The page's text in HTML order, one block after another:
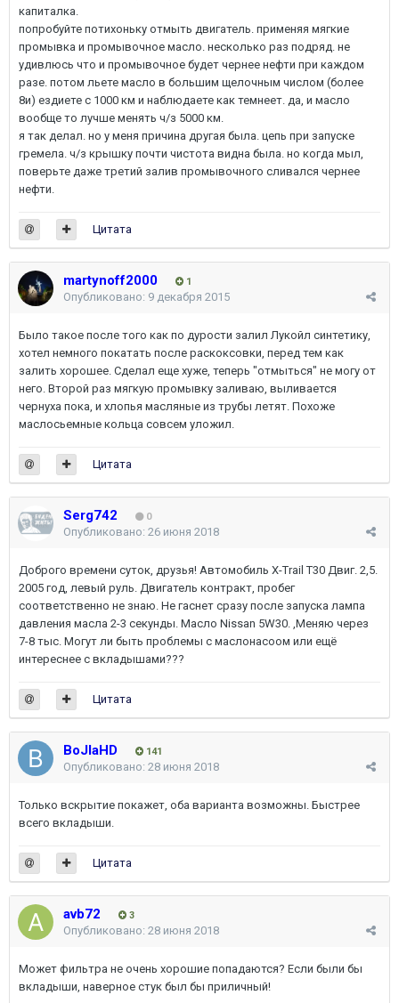
капиталка.
попробуйте потихоньку отмыть двигатель. применяя мягкие
промывка и промывочное масло. несколько раз подряд. не
удивлюсь что и промывочное будет чернее нефти при каждом
разе. потом льете масло в большим щелочным числом (более
8и) ездиете с 1000 км и наблюдаете как темнеет. да, и масло
вообще то лучше менять ч/з 5000 км.
я так делал. но у меня причина другая была. цепь при запуске
гремела. ч/з крышку почти чистота видна была. но когда мыл,
поверьте даже третий залив промывочного сливался чернее
нефти.
Цитата
martynoff2000 1
Опубликовано: 9 декабря 2015
Было такое после того как по дурости залил Лукойл синтетику,
хотел немного покатать после раскоксовки, перед тем как
залить хорошее. Сделал еще хуже, теперь "отмыться" не могу от
него. Второй раз мягкую промывку заливаю, выливается
чернуха пока, и хлопья масляные из трубы летят. Похоже
маслосьемные кольца совсем уложил.
Цитата
Serg742 0
Опубликовано: 26 июня 2018
Доброго времени суток, друзья! Автомобиль X-Trail T30 Двиг. 2,5.
2005 год, левый руль. Двигатель контракт, пробег
соответственно не знаю. Не гаснет сразу после запуска лампа
давления масла 2-3 секунды. Масло Nissan 5W30. ,Меняю через
7-8 тыс. Могут ли быть проблемы с маслонасоом или ещё
интереснее с вкладышами???
Цитата
BoJIaHD 141
Опубликовано: 28 июня 2018
Только вскрытие покажет, оба варианта возможны. Быстрее
всего вкладыши.
Цитата
avb72 3
Опубликовано: 28 июня 2018
Может фильтра не очень хорошие попадаются? Если были бы
вкладыши, наверное стук был бы приличный!